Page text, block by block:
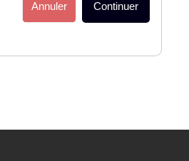
Annuler Continuer